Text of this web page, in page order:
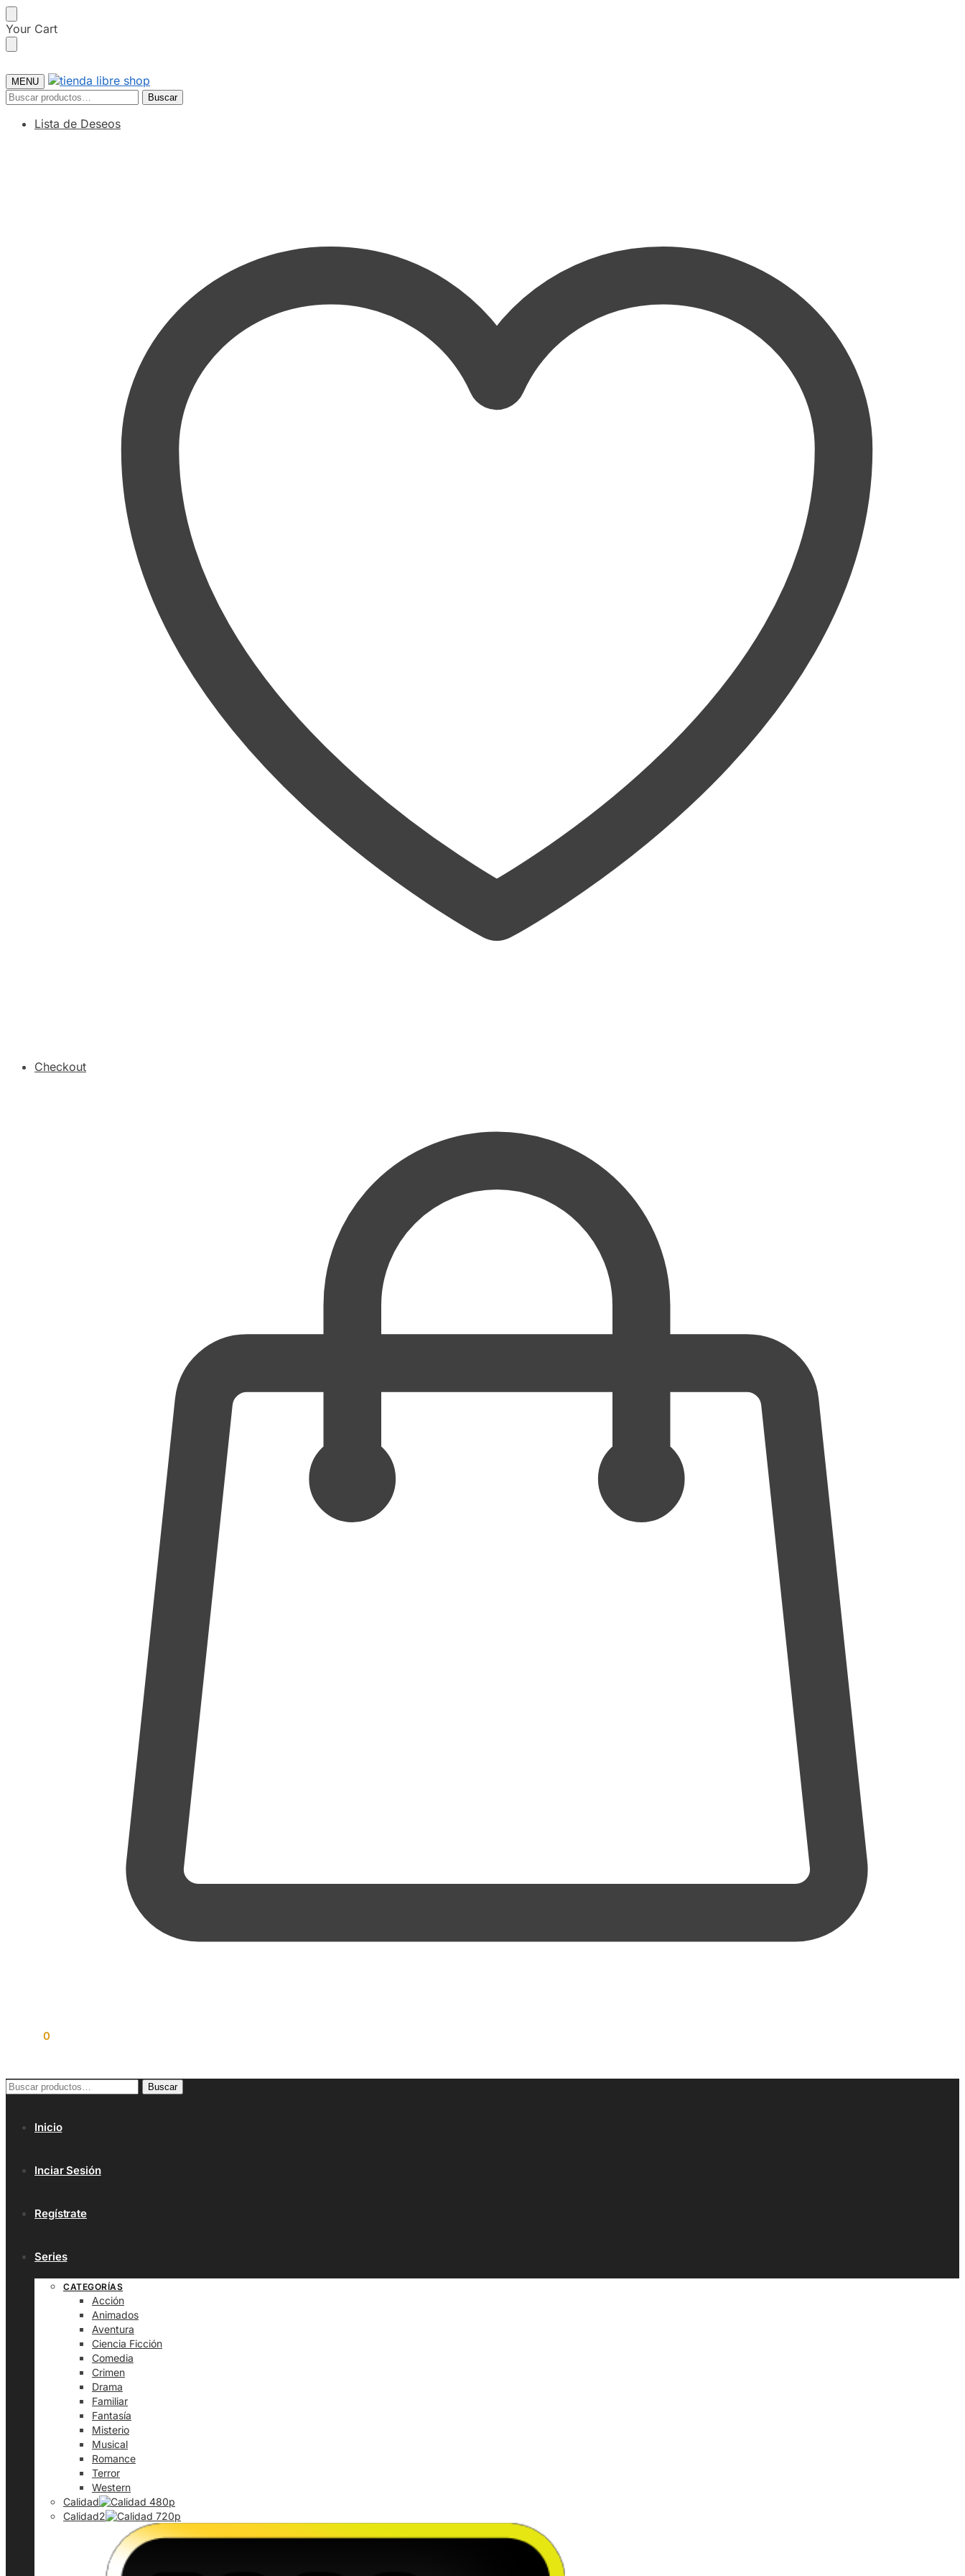
Skip
to
Skip
to
Your Cart
MENU
Buscar
Buscar
Lista de Deseos
Checkout
0
Buscar
Buscar
Inicio
Inciar Sesión
Regístrate
Series
CATEGORÍAS
Acción
Animados
Aventura
Ciencia Ficción
Comedia
Crimen
Drama
Familiar
Fantasía
Misterio
Musical
Romance
Terror
Western
Calidad
Calidad2